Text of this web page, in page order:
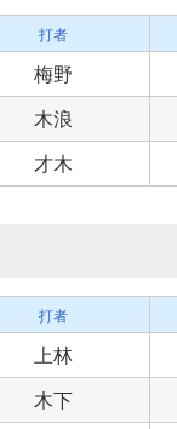
打者
梅野
木浪
才木
打者
上林
木下